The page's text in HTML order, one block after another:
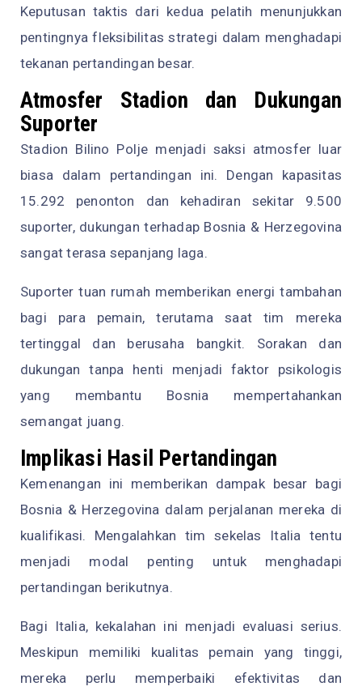
Keputusan taktis dari kedua pelatih menunjukkan
pentingnya fleksibilitas strategi dalam menghadapi
tekanan pertandingan besar.
Atmosfer Stadion dan Dukungan
Suporter
Stadion Bilino Polje menjadi saksi atmosfer luar
biasa dalam pertandingan ini. Dengan kapasitas
15.292 penonton dan kehadiran sekitar 9.500
suporter, dukungan terhadap Bosnia & Herzegovina
sangat terasa sepanjang laga.
Suporter tuan rumah memberikan energi tambahan
bagi para pemain, terutama saat tim mereka
tertinggal dan berusaha bangkit. Sorakan dan
dukungan tanpa henti menjadi faktor psikologis
yang membantu Bosnia mempertahankan
semangat juang.
Implikasi Hasil Pertandingan
Kemenangan ini memberikan dampak besar bagi
Bosnia & Herzegovina dalam perjalanan mereka di
kualifikasi. Mengalahkan tim sekelas Italia tentu
menjadi modal penting untuk menghadapi
pertandingan berikutnya.
Bagi Italia, kekalahan ini menjadi evaluasi serius.
Meskipun memiliki kualitas pemain yang tinggi,
mereka perlu memperbaiki efektivitas dan